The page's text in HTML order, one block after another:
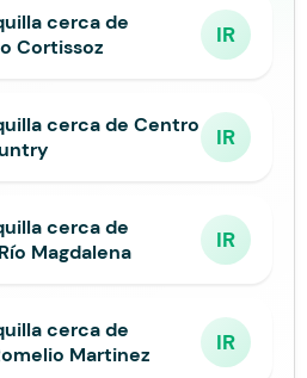
cerca de
Cortissoz
IR
cerca de Centro
IR
cerca de
Magdalena
IR
cerca de
Martinez
IR